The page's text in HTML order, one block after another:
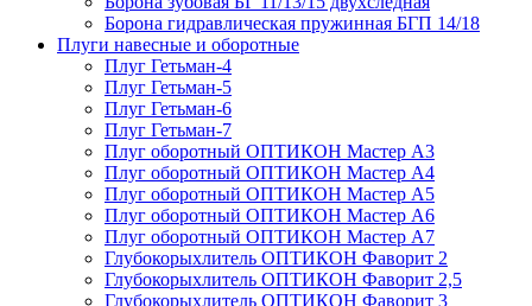
Борона гидравлическая пружинная БГП 14/18
Плуги навесные и оборотные
Плуг Гетьман-4
Плуг Гетьман-5
Плуг Гетьман-6
Плуг Гетьман-7
Плуг оборотный ОПТИКОН Мастер А3
Плуг оборотный ОПТИКОН Мастер А4
Плуг оборотный ОПТИКОН Мастер А5
Плуг оборотный ОПТИКОН Мастер А6
Плуг оборотный ОПТИКОН Мастер А7
Глубокорыхлитель ОПТИКОН Фаворит 2
Глубокорыхлитель ОПТИКОН Фаворит 2,5
Глубокорыхлитель ОПТИКОН Фаворит 3